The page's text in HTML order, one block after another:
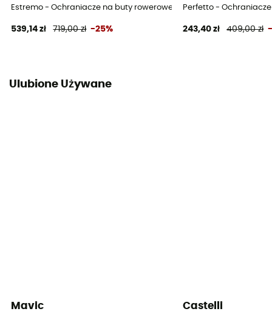
Estremo - Ochraniacze na buty rowerowe
539,14 zł 719,00 zł -25%
Perfetto -
243,40 zł 409,00 zł
Ulubione Używane
Mavic Castelli